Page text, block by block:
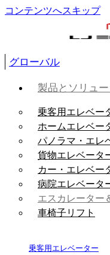
コンテンツへスキップ
グローバル
製品とソリュ
乗客用エレベー
ホームエレベー
パノラマ・エレ
貨物エレベータ
カー・エレベー
病院エレベータ
エスカレーター
車椅子リフト
乗客用エレベーター